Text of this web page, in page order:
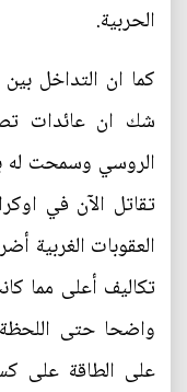
الحربية.
كما ان التداخل
شك ان عائدات
الروسي وسمحت له
تقاتل الآن في
العقوبات الغربية
تكاليف أعلى مما
واضحا حتى
على الطاقة على